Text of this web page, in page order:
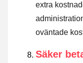
extra
oväntade
Säker